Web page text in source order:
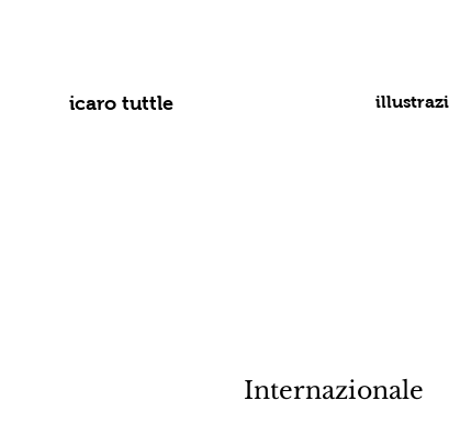
icaro tuttle
Internazionale